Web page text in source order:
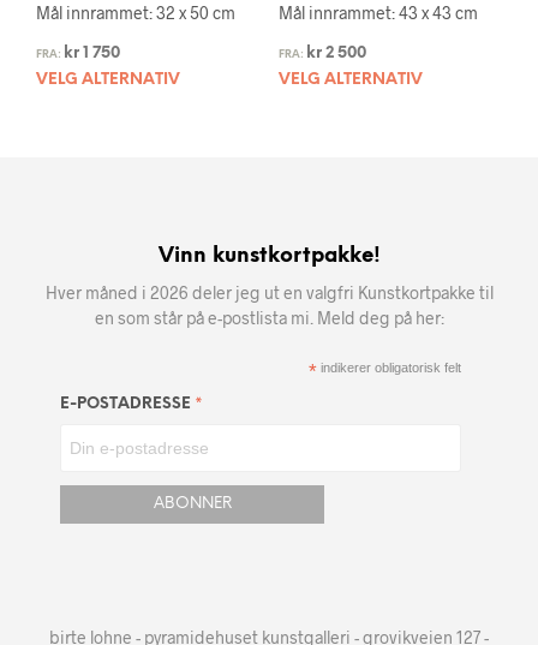
Mål innrammet: 32 x 50 cm
FRA: kr 1 750
VELG ALTERNATIV
Mål innrammet: 43 x 43 cm
FRA: kr2 500
VELG ALTERNATIV
Vinn kunstkortpakke!
Hver måned i 2026 deler jeg ut en valgfri Kunstkortpakke til
en som står på e-postlista mi. Meld deg på her:
* indikerer obligatorisk felt
E-POSTADRESSE *
birte lohne - pyramidehuset kunstgalleri - grovikveien 127 -